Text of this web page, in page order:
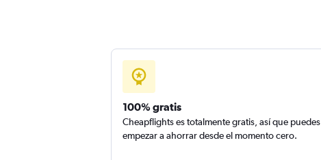
100% gratis
Cheapflights es totalmente gratis, así que puedes
empezar a ahorrar desde el momento cero.